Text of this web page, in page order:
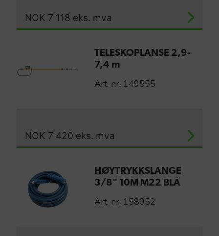
NOK 7 118 eks. mva
TELESKOPLANSE 2,9-
7,4 m
Art. nr: 149555
NOK 7 420 eks. mva
HØYTRYKKSLANGE
3/8" 10M M22 BLÅ
Art. nr: 158052